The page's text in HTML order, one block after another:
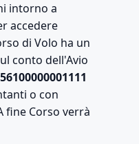
intorno a
accedere
di Volo ha un
conto dell'Avio
o con
fine Corso verrà